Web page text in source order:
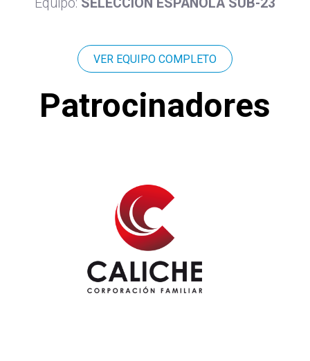
VER EQUIPO COMPLETO
Patrocinadores